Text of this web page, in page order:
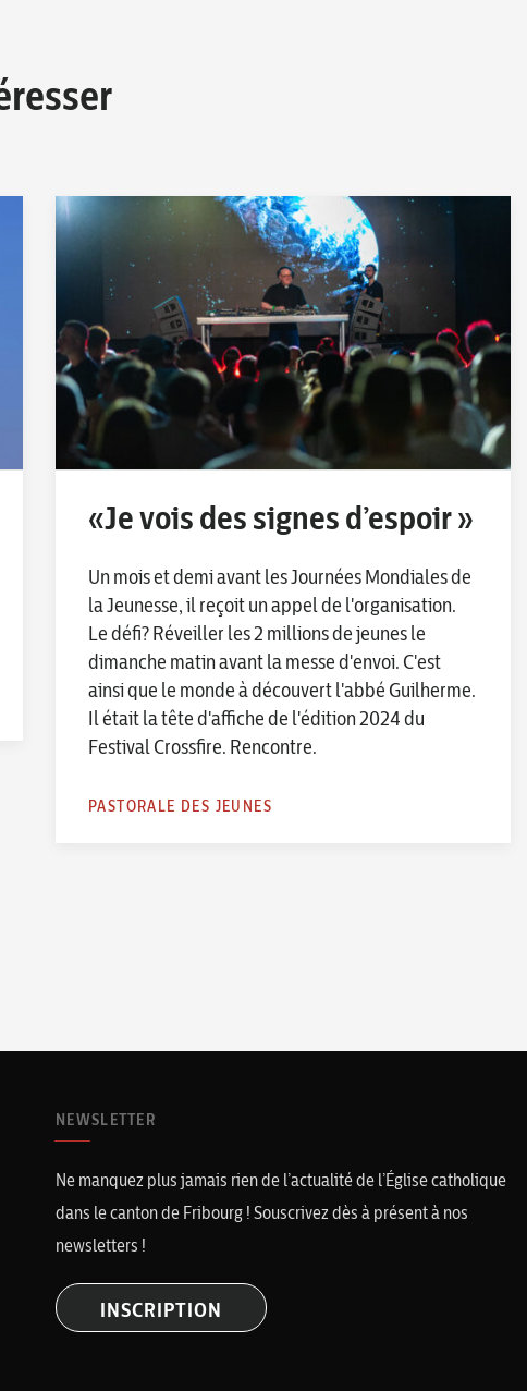
«Je vois des signes d’espoir »
Un mois et demi avant les Journées Mondiales de
la Jeunesse, il reçoit un appel de l'organisation.
Le défi? Réveiller les 2 millions de jeunes le
dimanche matin avant la messe d'envoi. C'est
ainsi que le monde à découvert l'abbé Guilherme.
Il était la tête d'affiche de l'édition 2024 du
Festival Crossfire. Rencontre.
PASTORALE DES JEUNES
NEWSLETTER
Ne manquez plus jamais rien de l’actualité de l’Église catholique
dans le canton de Fribourg ! Souscrivez dès à présent à nos
newsletters !
INSCRIPTION